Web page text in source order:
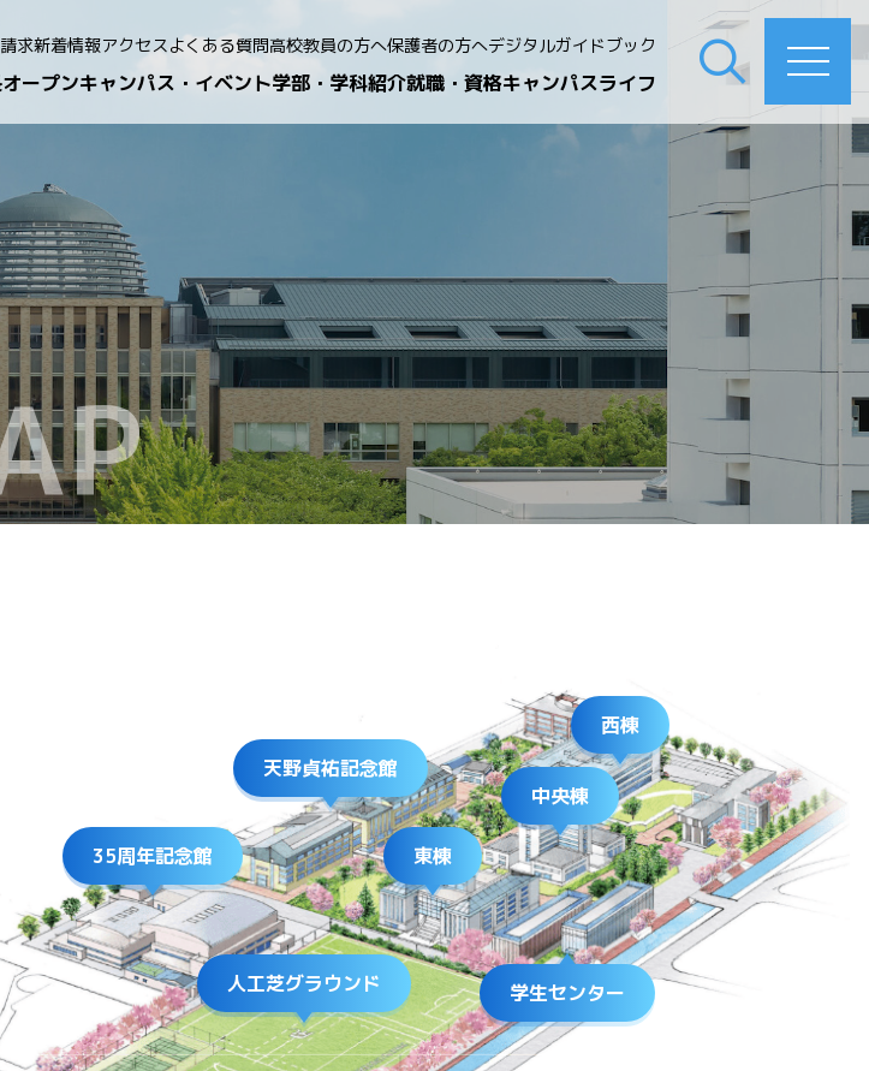
求新着情報アクセスよくある質問高校教員の方へ保護者の方へデジタルガイドブック
オープンキャンパス・イベント学部・学科紹介就職・資格キャンパスライフ
天野貞祐記念館
東棟
西棟
学生センター
35周年記念館
人工芝グラウンド
中央棟